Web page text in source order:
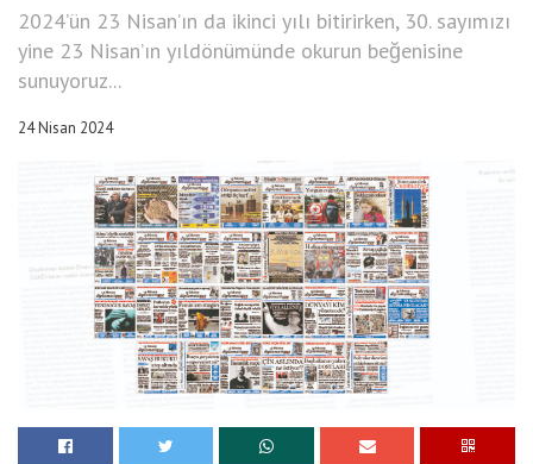
2024’ün 23 Nisan’ın da ikinci yılı bitirirken, 30. sayımızı
yine 23 Nisan’ın yıldönümünde okurun beğenisine
sunuyoruz...
24 Nisan 2024